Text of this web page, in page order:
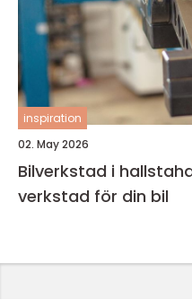
inspiration
02. May 2026
Bilverkstad i
verkstad för din bil